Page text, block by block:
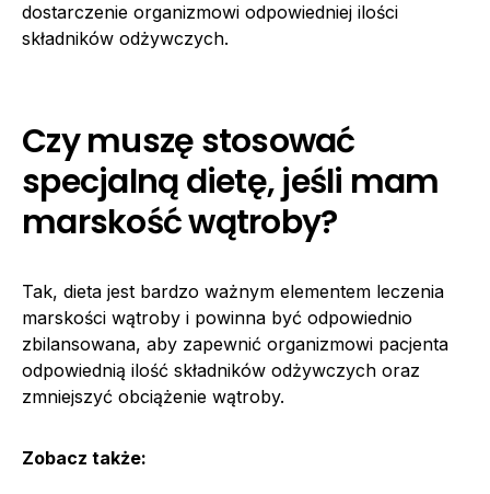
dostarczenie organizmowi odpowiedniej ilości
składników odżywczych.
Czy muszę stosować
specjalną dietę, jeśli mam
marskość wątroby?
Tak, dieta jest bardzo ważnym elementem leczenia
marskości wątroby i powinna być odpowiednio
zbilansowana, aby zapewnić organizmowi pacjenta
odpowiednią ilość składników odżywczych oraz
zmniejszyć obciążenie wątroby.
Zobacz także: